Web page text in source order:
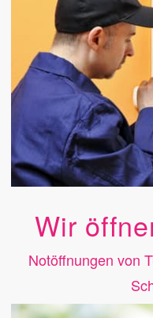
Wir
Notöffnungen von